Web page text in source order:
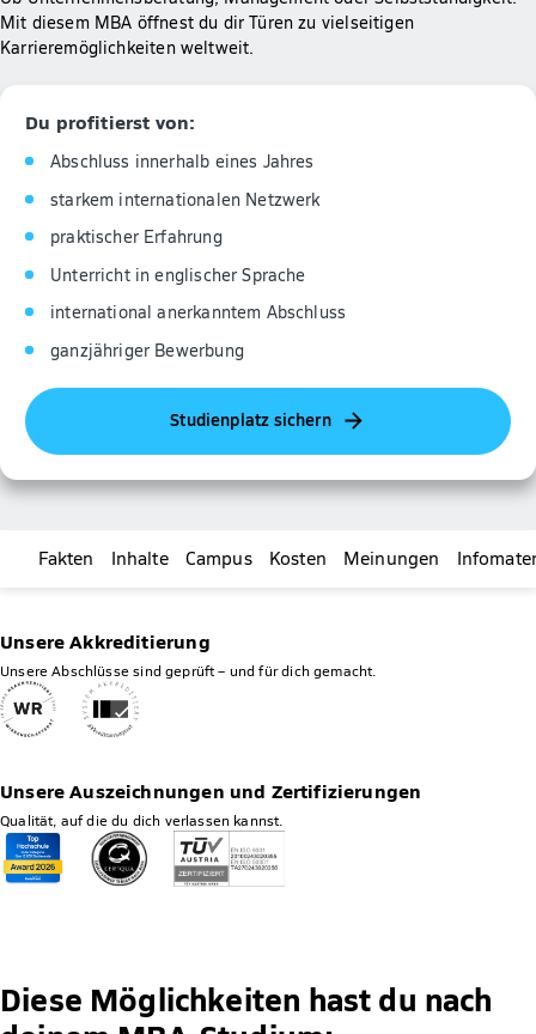
Mit diesem MBA öffnest du dir Türen zu vielseitigen
Karrieremöglichkeiten weltweit.
Du profitierst von:
Abschluss innerhalb eines Jahres
starkem internationalen Netzwerk
praktischer Erfahrung
Unterricht in englischer Sprache
international anerkanntem Abschluss
ganzjähriger Bewerbung
Studienplatz sichern
Fakten Inhalte Campus Kosten Meinungen
Unsere Akkreditierung
Unsere Abschlüsse sind geprüft – und für dich gemacht.
Unsere Auszeichnungen und Zertifizierungen
Qualität, auf die du dich verlassen kannst.
Diese Möglichkeiten hast du nach